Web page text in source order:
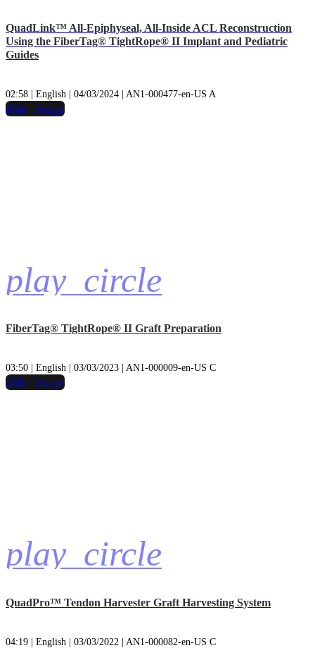
QuadLink™ All-Epiphyseal, All-Inside ACL Reconstruction
Using the FiberTag® TightRope® II Implant and Pediatric
Guides
02:58 | English | 04/03/2024 | AN1-000477-en-US A
play_circle
hide_image
FiberTag® TightRope® II Graft Preparation
03:50 | English | 03/03/2023 | AN1-000009-en-US C
play_circle
hide_image
QuadPro™ Tendon Harvester Graft Harvesting System
04:19 | English | 03/03/2022 | AN1-000082-en-US C